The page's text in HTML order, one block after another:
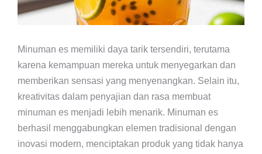
Minuman es memiliki daya tarik tersendiri, terutama
karena kemampuan mereka untuk menyegarkan dan
memberikan sensasi yang menyenangkan. Selain itu,
kreativitas dalam penyajian dan rasa membuat
minuman es menjadi lebih menarik. Minuman es
berhasil menggabungkan elemen tradisional dengan
inovasi modern, menciptakan produk yang tidak hanya